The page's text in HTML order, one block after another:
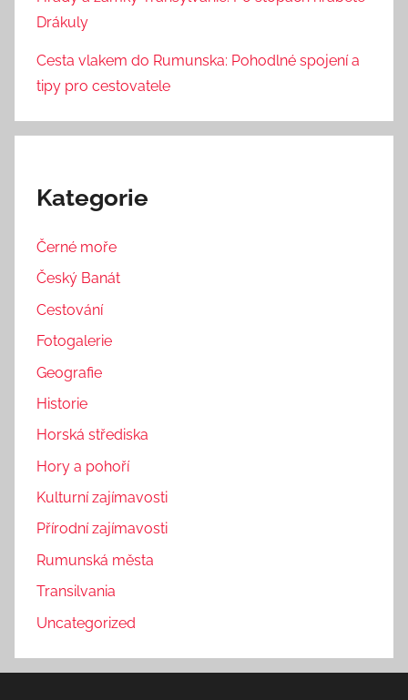
Drákuly
Cesta vlakem do Rumunska: Pohodlné spojení a
tipy pro cestovatele
Kategorie
Černé moře
Český Banát
Cestování
Fotogalerie
Geografie
Historie
Horská střediska
Hory a pohoří
Kulturní zajímavosti
Přírodní zajímavosti
Rumunská města
Transilvania
Uncategorized